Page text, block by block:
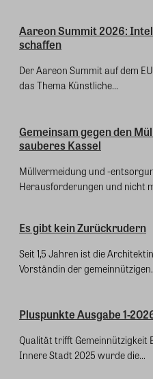
Aareon Summit 2026:
schaffen
Der Aareon Summit auf dem
das Thema Künstliche...
Gemeinsam gegen den
sauberes Kassel
Müllvermeidung und -
Herausforderungen und nicht
Es gibt kein Zurückrudern
Seit 1,5 Jahren ist die
Vorständin der
Pluspunkte Ausgabe 1-
Qualität trifft Gemeinnützigkeit
Innere Stadt 2025 wurde die...